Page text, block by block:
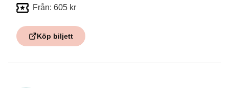
Från: 605 kr
Köp biljett